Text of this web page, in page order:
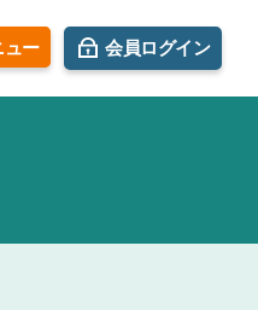
ュー 会員ログイン